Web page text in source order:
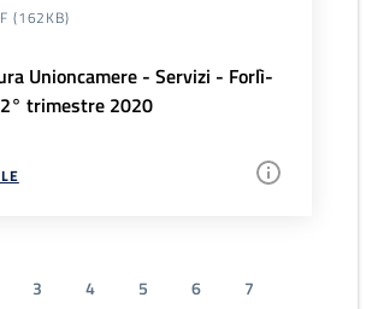
(162KB)
Unioncamere - Servizi - Forlì-
trimestre 2020
3 4 5 6
7